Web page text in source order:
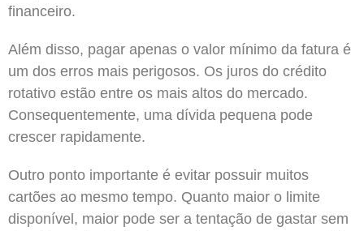
financeiro.
Além disso, pagar apenas o valor mínimo da fatura é
um dos erros mais perigosos. Os juros do crédito
rotativo estão entre os mais altos do mercado.
Consequentemente, uma dívida pequena pode
crescer rapidamente.
Outro ponto importante é evitar possuir muitos
cartões ao mesmo tempo. Quanto maior o limite
disponível, maior pode ser a tentação de gastar sem